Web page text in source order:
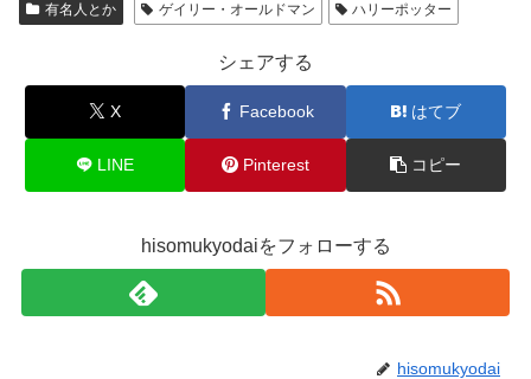
有名人とか ゲイリー・オールドマン ハリーポッター
シェアする
X Facebook はてブ
LINE Pinterest コピー
hisomukyodaiをフォローする
hisomukyodai